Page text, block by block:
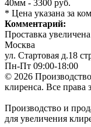
40мм - 3300 руб.
* Цена указана за
Комментарий:
Проставка
Москва
ул. Стартовая д.18
Пн-Пт 09:00-18:00
© 2026
клиренса. Все права
Производство и
для увеличения